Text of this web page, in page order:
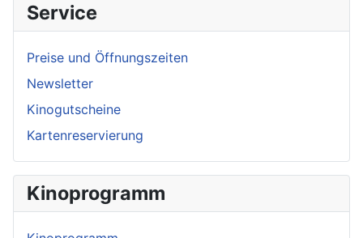
Service
Preise und Öffnungszeiten
Newsletter
Kinogutscheine
Kartenreservierung
Kinoprogramm